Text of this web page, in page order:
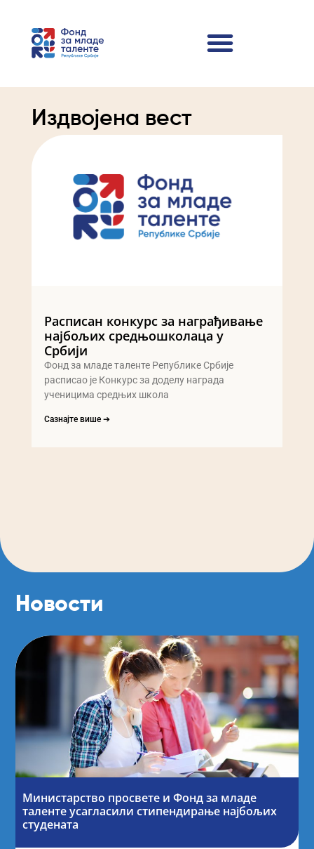
Издвојена вест
Расписан конкурс за награђивање
најбољих средњошколаца у
Србији
Фонд за младе таленте Републике Србије
расписао је Конкурс за доделу награда
ученицима средњих школа
Сазнајте више ➔
Новости
Министарство просвете и Фонд за младе
таленте усагласили стипендирање најбољих
студената